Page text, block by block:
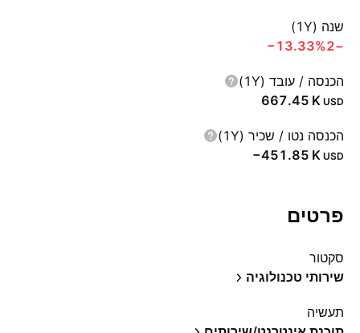
שנה (1Y)
−2
‪−13.33%‬
הכנסה / עובד (1Y)
‪667.45 K‬ USD
הכנסה נטו / שכיר (1Y)
‪−451.85 K‬ USD
פרטים
סקטור
שירותי טכנולוגיה
תעשיה